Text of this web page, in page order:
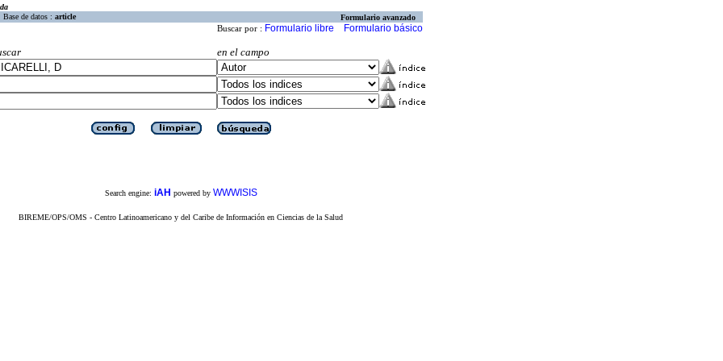
Base de datos : article Formulario avanzado
Buscar por : Formulario libre Formulario básico
en el campo
Search engine: iAH powered by WWWISIS
BIREME/OPS/OMS - Centro Latinoamericano y del Caribe de Información en Ciencias de la Salud